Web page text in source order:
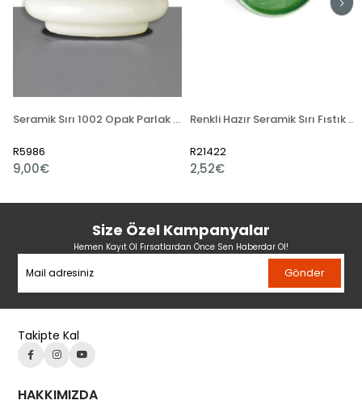
Seramik Sırı 1002 Opak Parlak Toz
R5986
9,00€
Renkli Hazır Seramik Sırı Fıstık Yeşili 521-5
R21422
2,52€
Size Özel Kampanyalar
Hemen Kayıt Ol Fırsatlardan Önce Sen Haberdar Ol!
Gönder
Takipte Kal
HAKKIMIZDA